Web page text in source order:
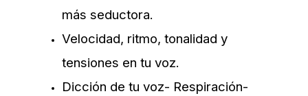
más seductora.
Velocidad, ritmo, tonalidad y
tensiones en tu voz.
Dicción de tu voz- Respiración-